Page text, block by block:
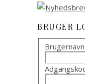
BRUGER